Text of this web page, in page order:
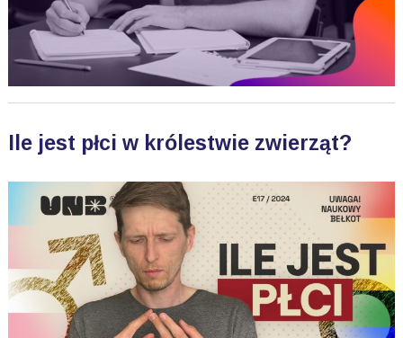
Ile jest płci w królestwie zwierząt?